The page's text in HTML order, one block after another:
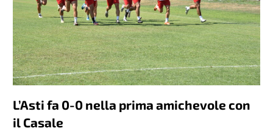
L’Asti fa 0-0 nella prima amichevole con
il Casale